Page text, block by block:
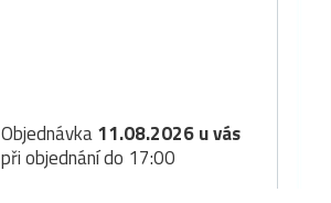
Objednávka11.08.2026 u vás
při objednání do 17:00